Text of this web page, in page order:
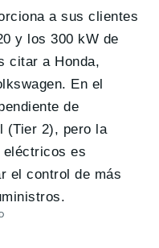
a sus clientes
y los 300 kW de
citar a Honda,
En el
de
(Tier 2), pero la
eléctricos es
el control de más